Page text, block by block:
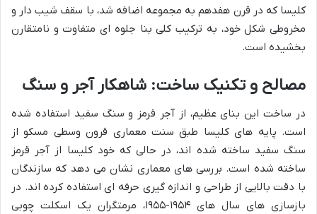
کلیسا که در قرن هفدهم به مجموعه اضافه شد، با سقف شیب دار و
مخروطی شکل خود، به ترکیب کلی بنا جلوه ای متفاوت و نامتقارن
بخشیده است.
مصالح و تکنیک ساخت: شاهکار آجر و سنگ
در ساخت این بنای عظیم، از آجر قرمز و سنگ سفید استفاده شده
است. پایه های کلیسا طبق سنت معماری قرون وسطی مسکو از
سنگ سفید ساخته شده اند، در حالی که خود کلیسا از آجر قرمز
ساخته شده است. بررسی های معماری نشان می دهد که سازندگان
با دقت بالایی از طراحی و اندازه گیری حرفه ای استفاده کرده اند. در
بازسازی های سال های ۱۹۵۴-۱۹۵۵، مرمتگران یک اسکلت چوبی